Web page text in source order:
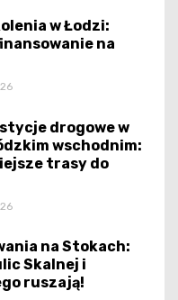
w Łodzi:
na
drogowe w
wschodnim:
trasy do
na Stokach:
Skalnej i
ruszają!